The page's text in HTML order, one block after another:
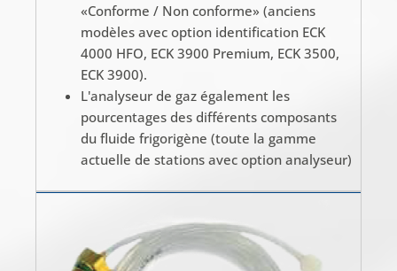
«Conforme / Non conforme» (anciens
modèles avec option identification ECK
4000 HFO, ECK 3900 Premium, ECK 3500,
ECK 3900).
L'analyseur de gaz également les
pourcentages des différents composants
du fluide frigorigène (toute la gamme
actuelle de stations avec option analyseur)